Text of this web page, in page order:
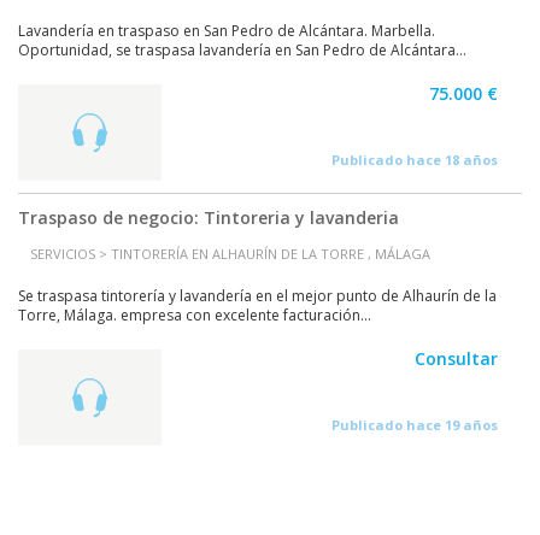
Lavandería en traspaso en San Pedro de Alcántara. Marbella.
Oportunidad, se traspasa lavandería en San Pedro de Alcántara...
75.000 €
Publicado hace 18 años
Traspaso de negocio: Tintoreria y lavanderia
SERVICIOS > TINTORERÍA EN ALHAURÍN DE LA TORRE , MÁLAGA
Se traspasa tintorería y lavandería en el mejor punto de Alhaurín de la
Torre, Málaga. empresa con excelente facturación...
Consultar
Publicado hace 19 años